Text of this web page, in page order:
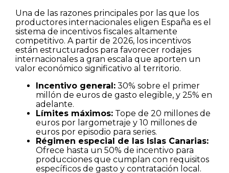
Una de las razones principales por las que los
productores internacionales eligen España es el
sistema de incentivos fiscales altamente
competitivo. A partir de 2026, los incentivos
están estructurados para favorecer rodajes
internacionales a gran escala que aporten un
valor económico significativo al territorio.
Incentivo general: 30% sobre el primer
millón de euros de gasto elegible, y 25% en
adelante.
Límites máximos: Tope de 20 millones de
euros por largometraje y 10 millones de
euros por episodio para series.
Régimen especial de las Islas Canarias:
Ofrece hasta un 50% de incentivo para
producciones que cumplan con requisitos
específicos de gasto y contratación local.